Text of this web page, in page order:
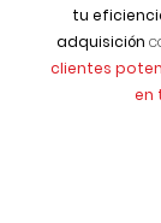
tu
adquisición
clientes
en